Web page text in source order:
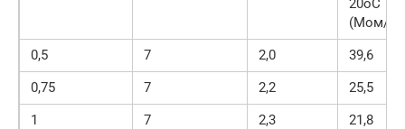
(Мом/
0,5
7 2,0
39,6
0,75
7 2,2
25,5
1
7 2,3
21,8